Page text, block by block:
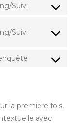
wordpress
elementor
Suivi
Consent
service
fonts
Suivi
Consent
service
Consent
divers
la première fois,
avec